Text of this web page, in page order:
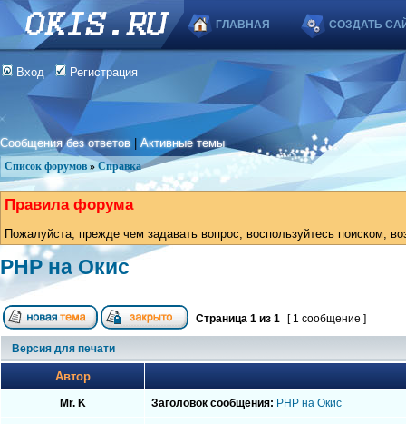
ГЛАВНАЯ СОЗДАТЬ
Вход Регистрация
Сообщения без ответов |Активные темы
Список форумов » Справка
Правила форума
Пожалуйста, прежде чем задавать вопрос, воспользуйтесь поиском,
PHP на Окис
Страница 1 из 1 [ 1 сообщение ]
Версия для печати
Автор
Mr. K Заголовок сообщения: PHP на Окис